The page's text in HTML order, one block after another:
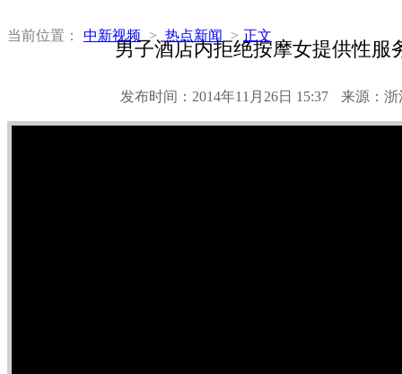
当前位置： 中新视频 > 热点新闻 > 正文
男子酒店内拒绝按摩女提供性服
发布时间：2014年11月26日 15:37 来源：浙